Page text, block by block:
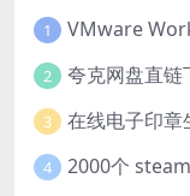
1
2 夸克网盘直链
3 在线电子印章
4 2000个